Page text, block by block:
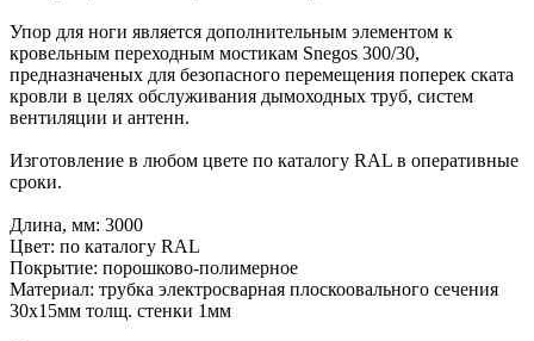
Упор для ноги является дополнительным элементом к
кровельным переходным мостикам Snegos 300/30,
предназначеных для безопасного перемещения поперек ската
кровли в целях обслуживания дымоходных труб, систем
вентиляции и антенн.
Изготовление в любом цвете по каталогу RAL в оперативные
сроки.
Длина, мм: 3000
Цвет: по каталогу RAL
Покрытие: порошково-полимерное
Материал: трубка электросварная плоскоовального сечения
30х15мм толщ. стенки 1мм